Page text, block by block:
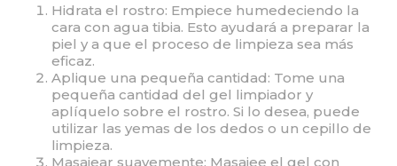
Hidrata el rostro: Empiece humedeciendo la
cara con agua tibia. Esto ayudará a preparar la
piel y a que el proceso de limpieza sea más
eficaz.
Aplique una pequeña cantidad: Tome una
pequeña cantidad del gel limpiador y
aplíquelo sobre el rostro. Si lo desea, puede
utilizar las yemas de los dedos o un cepillo de
limpieza.
Masajear suavemente: Masajee el gel con